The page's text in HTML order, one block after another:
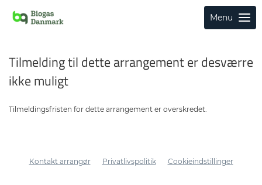
Menu
Tilmelding til dette arrangement er desværre
ikke muligt
Tilmeldingsfristen for dette arrangement er overskredet.
Kontakt arrangør Privatlivspolitik Cookieindstillinger